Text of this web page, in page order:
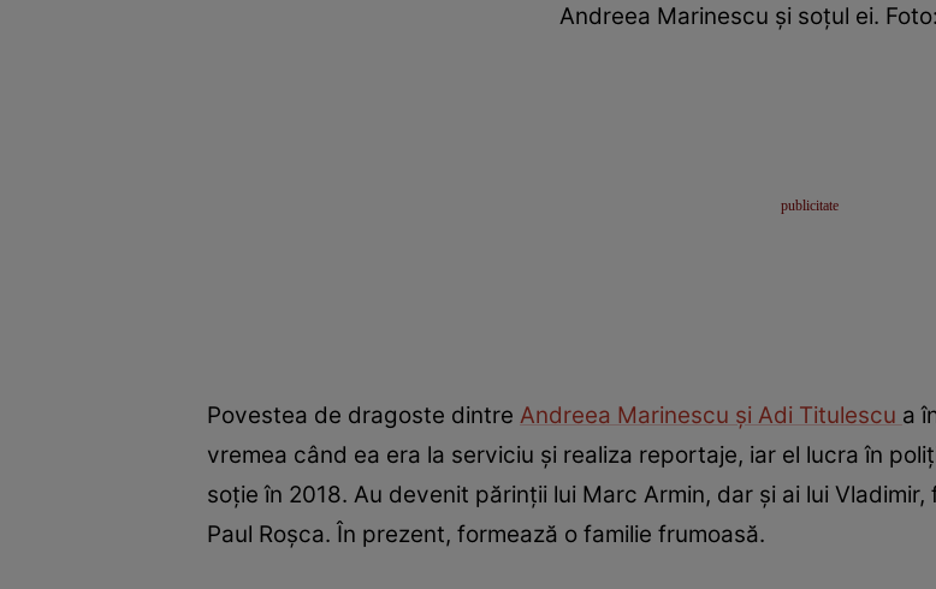
Andreea Marinescu și soțul ei.
Povestea de dragoste dintre Andreea Marinescu și Adi Titulescu a
vremea când ea era la serviciu și realiza reportaje, iar el lucra în
soție în 2018. Au devenit părinții lui Marc Armin, dar și ai lui
Paul Roșca. În prezent, formează o familie frumoasă.